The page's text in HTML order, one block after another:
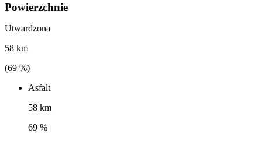
Powierzchnie
Utwardzona
58 km
(69 %)
Asfalt
58 km
69 %